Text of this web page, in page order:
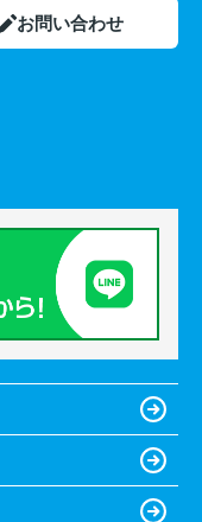
お問い合わせ